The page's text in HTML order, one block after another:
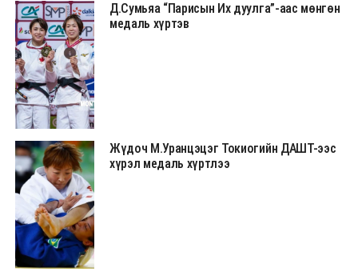
Д.Сумьяа “Парисын Их дуулга”-аас мөнгөн
медаль хүртэв
Жүдоч М.Уранцэцэг Токиогийн ДАШТ-ээс
хүрэл медаль хүртлээ